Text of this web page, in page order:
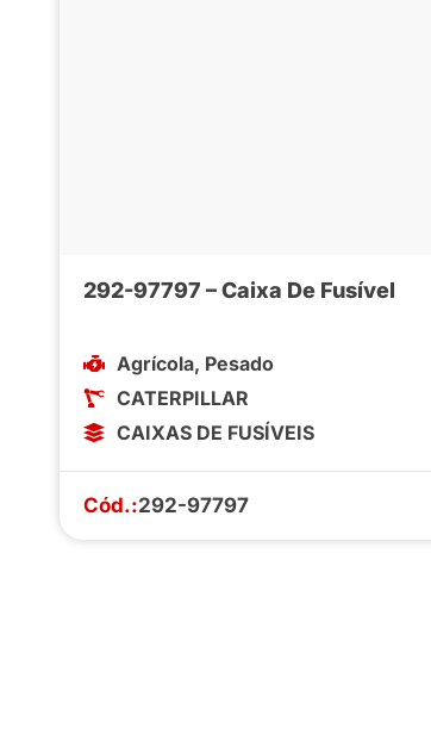
292-97797 – Caixa De Fusível
Agrícola, Pesado
CATERPILLAR
CAIXAS DE FUSÍVEIS
Cód.:292-97797